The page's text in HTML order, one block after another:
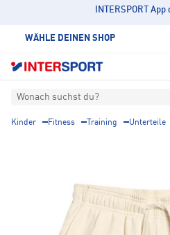
INTERSPORT
WÄHLE DEINEN SHOP
Wonach suchst du?
Kinder Fitness Training Unterteile